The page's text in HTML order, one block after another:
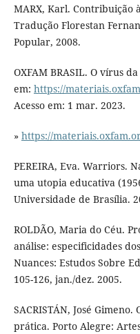
MARX, Karl. Contribuição
Tradução Florestan
Popular, 2008.
OXFAM BRASIL. O vírus
em: https://
Acesso em: 1 mar. 2023.
» https://
PEREIRA, Eva. Warriors.
uma utopia educativa
Universidade de Brasília.
ROLDÃO, Maria do Céu.
análise: especificidades
Nuances: Estudos Sobre
105-126, jan./dez. 2005.
SACRISTÁN, José
prática. Porto Alegre: